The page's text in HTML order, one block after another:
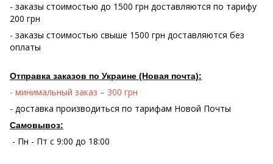
- заказы стоимостью до 1500 грн доставляются по тарифу
200 грн
- заказы стоимостью свыше 1500 грн доставляются без
оплаты
Отправка заказов по Украине (Новая почта):
- минимальный заказ – 300 грн
- доставка производиться по тарифам Новой Почты
Самовывоз:
- Пн - Пт с 9:00 до 18:00